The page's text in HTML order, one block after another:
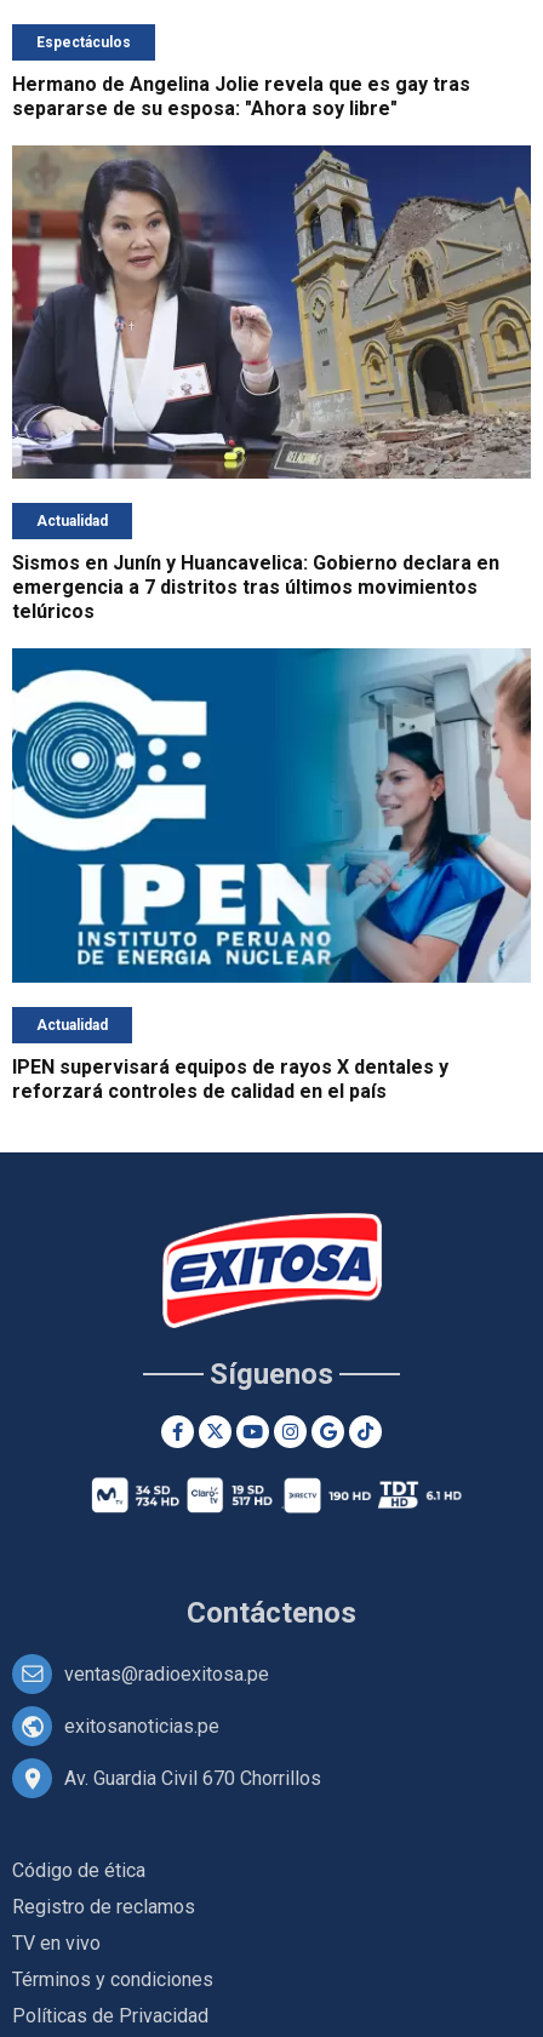
Espectáculos
Hermano de Angelina Jolie revela que es gay tras
separarse de su esposa: "Ahora soy libre"
Actualidad
Sismos en Junín y Huancavelica: Gobierno declara en
emergencia a 7 distritos tras últimos movimientos
telúricos
Actualidad
IPEN supervisará equipos de rayos X dentales y
reforzará controles de calidad en el país
Contáctenos
ventas@radioexitosa.pe
exitosanoticias.pe
Av. Guardia Civil 670 Chorrillos
Síguenos
Código de ética
Registro de reclamos
TV en vivo
Términos y condiciones
Políticas de Privacidad